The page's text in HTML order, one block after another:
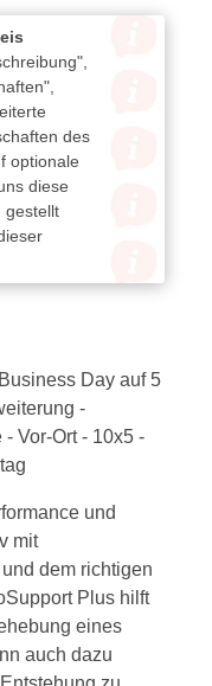
des
optionale
diese
gestellt
Day auf 5
-
Vor-Ort - 10x5 -
und
mit
dem richtigen
Plus hilft
eines
auch dazu